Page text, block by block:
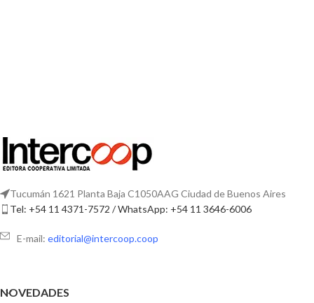
Tucumán 1621 Planta Baja C1050AAG Ciudad de Buenos Aires
Tel: +54 11 4371-7572 / WhatsApp: +54 11 3646-6006
E-mail: editorial@intercoop.coop
NOVEDADES